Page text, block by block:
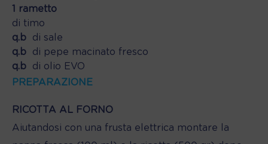
1 rametto
di timo
q.b
di sale
q.b
di pepe macinato fresco
q.b
di olio EVO
PREPARAZIONE
RICOTTA AL FORNO
Aiutandosi con una frusta elettrica montare la